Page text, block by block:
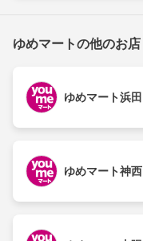
ゆめマートの他のお店
ゆめマート浜田
ゆめマート神西